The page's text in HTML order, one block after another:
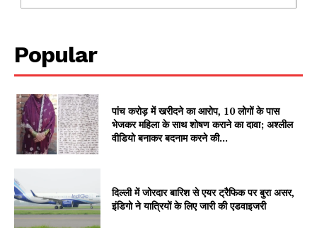
Company
Contact us
Subscription Plans
Popular
पांच करोड़ में खरीदने का आरोप, 10 लोगों के पास
भेजकर महिला के साथ शोषण कराने का दावा; अश्लील
वीडियो बनाकर बदनाम करने की...
दिल्ली में जोरदार बारिश से एयर ट्रैफिक पर बुरा असर,
इंडिगो ने यात्रियों के लिए जारी की एडवाइजरी